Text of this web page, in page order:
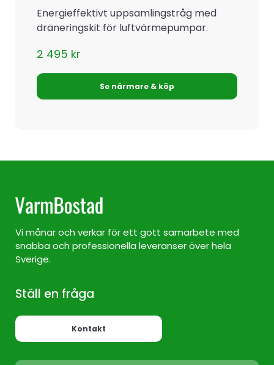
Energieffektivt uppsamlingstråg med
dräneringskit för luftvärmepumpar.
2 495 kr
Se närmare & köp
Vi månar och verkar för ett gott samarbete med
snabba och professionella leveranser över hela
Sverige.
Ställ en fråga
Kontakt